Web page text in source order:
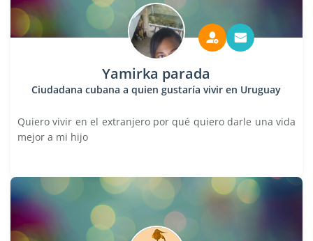
Yamirka parada
Ciudadana cubana a quien gustaría vivir en Uruguay
Quiero vivir en el extranjero por qué quiero darle una vida
mejor a mi hijo